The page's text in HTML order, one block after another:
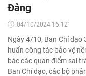
Đảng
04/10/2024 16:12'
Ngày 4/10, Ban Chỉ
huấn công tác bảo vệ
bác các quan điểm sai
Ban Chỉ đạo, các bộ